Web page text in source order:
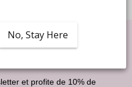
et profite de 10% de
No, Stay Here